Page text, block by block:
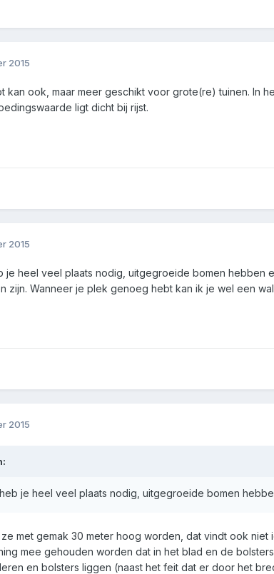
2015
kan ook, maar meer geschikt voor grote(re) tuinen. In
ligt dicht bij rijst.
2015
je heel veel plaats nodig, uitgegroeide bomen hebben
zijn. Wanneer je plek genoeg hebt kan ik je wel een
2015
je heel veel plaats nodig, uitgegroeide bomen
ze met gemak 30 meter hoog worden, dat vindt ook
mee gehouden worden dat in het blad en de
en bolsters liggen (naast het feit dat er door het